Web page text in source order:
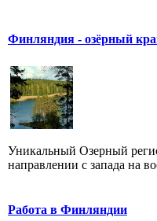
Финляндия - озёрный
Уникальный Озерный
направлении с запада на
Работа в Финляндии